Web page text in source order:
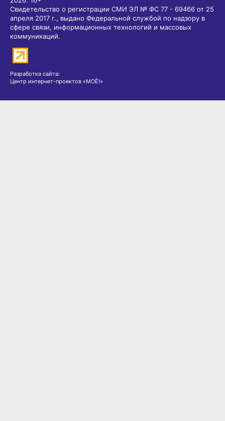
Свидетельство о регистрации СМИ ЭЛ № ФС 77 - 69466 от 25
апреля 2017 г., выдано Федеральной службой по надзору в
сфере связи, информационных технологий и массовых
коммуникаций.
Разработка сайта:
Центр интернет-проектов «МОЁ!»